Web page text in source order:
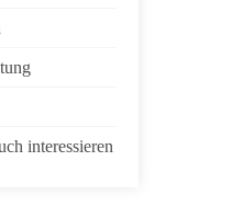
interessieren